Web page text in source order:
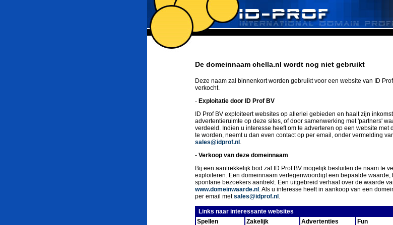
De domeinnaam chella.nl wordt nog niet gebruikt
Deze naam zal binnenkort worden gebruikt voor een website van ID
verkocht.
- Exploitatie door ID Prof BV
ID Prof BV exploiteert websites op allerlei gebieden en haalt zijn
advertentieruimte op deze sites, of door samenwerking met 'partners'
verdeeld. Indien u interesse heeft om te adverteren op een website met
te worden, neemt u dan even contact op per email, onder vermelding
sales@idprof.nl .
- Verkoop van deze domeinnaam
Bij een aantrekkelijk bod zal ID Prof BV mogelijk besluiten de naam te
exploiteren. Een domeinnaam vertegenwoordigt een bepaalde waarde,
spontane bezoekers aantrekt. Een uitgebreid verhaal over de waarde
www.domeinwaarde.nl . Als u interesse heeft in aankoop van een
per email metsales@idprof.nl .
Links naar interessante websites
Spellen
Zakelijk
Advertenties
Fun